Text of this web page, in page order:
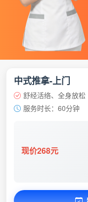
中式推拿-上门
舒经活络、全身放松
服务时长：60分钟
现价268元